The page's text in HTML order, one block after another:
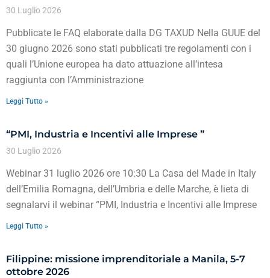
30 Luglio 2026
Pubblicate le FAQ elaborate dalla DG TAXUD Nella GUUE del
30 giugno 2026 sono stati pubblicati tre regolamenti con i
quali l’Unione europea ha dato attuazione all’intesa
raggiunta con l’Amministrazione
Leggi Tutto »
“PMI, Industria e Incentivi alle Imprese ”
30 Luglio 2026
Webinar 31 luglio 2026 ore 10:30 La Casa del Made in Italy
dell’Emilia Romagna, dell’Umbria e delle Marche, è lieta di
segnalarvi il webinar “PMI, Industria e Incentivi alle Imprese
Leggi Tutto »
Filippine: missione imprenditoriale a Manila, 5-7
ottobre 2026